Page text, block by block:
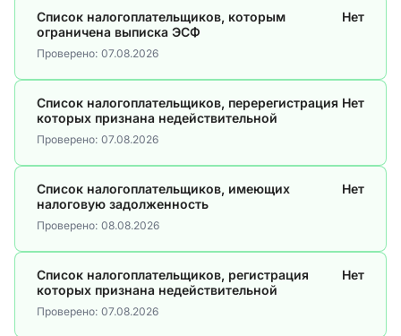
Список налогоплательщиков, которым
ограничена выписка ЭСФ
Нет
Проверено: 07.08.2026
Список налогоплательщиков, перерегистрация
которых признана недействительной
Нет
Проверено: 07.08.2026
Список налогоплательщиков, имеющих
налоговую задолженность
Нет
Проверено: 08.08.2026
Список налогоплательщиков, регистрация
которых признана недействительной
Нет
Проверено: 07.08.2026